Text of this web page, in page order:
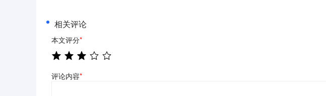
相关评论
本文评分*
评论内容*